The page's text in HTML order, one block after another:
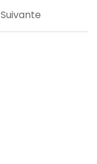
Suivante